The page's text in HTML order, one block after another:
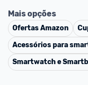
Mais opções
OfertasAmazon
Acessórios para
Smartwatch e